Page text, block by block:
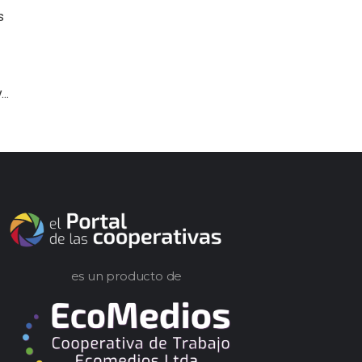
es un producto de